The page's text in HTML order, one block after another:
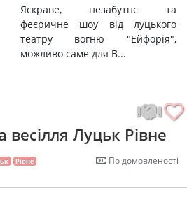
Яскраве, незабутнє та
феєричне шоу від луцького
театру вогню "Ейфорія",
можливо саме для В...
Луцьк Рівне
Рівне По домовленості